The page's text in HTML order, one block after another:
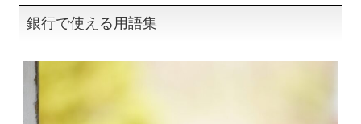
銀行で使える用語集